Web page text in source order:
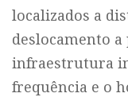
localizados a
deslocamento a
infraestrutura
frequência e o